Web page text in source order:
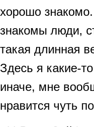
хорошо
знакомы люди,
такая длинная
Здесь я какие-
иначе, мне
нравится чуть